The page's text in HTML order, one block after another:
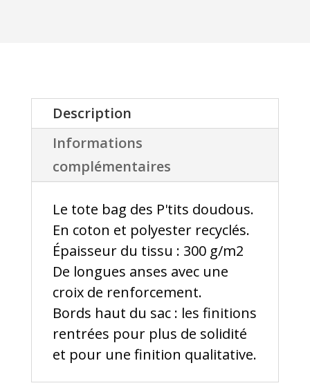
Description
Informations
complémentaires
Le tote bag des P'tits doudous.
En coton et polyester recyclés.
Épaisseur du tissu : 300 g/m2
De longues anses avec une
croix de renforcement.
Bords haut du sac : les finitions
rentrées pour plus de solidité
et pour une finition qualitative.